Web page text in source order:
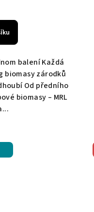
balení Každá
biomasy zárodků
Od předního
biomasy – MRL